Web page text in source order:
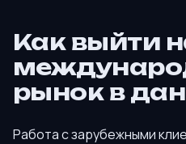
Как выйти
рынок в
Работа с зарубежными